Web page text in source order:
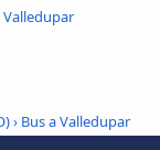
Valledupar
› Bus a Valledupar